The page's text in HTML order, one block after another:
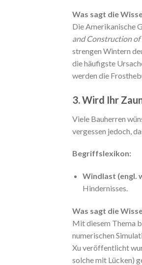
Was sagt die
Die Amerikanische
and Construction
strengen Wintern
die häufigste
werden die
3. Wird Ihr
Viele Bauherren
vergessen jedoch,
Begriffslexikon:
Windlast (engl.
Hindernisses.
Was sagt die
Mit diesem Thema
numerischen
Xu veröffentlicht
solche mit Lücken)